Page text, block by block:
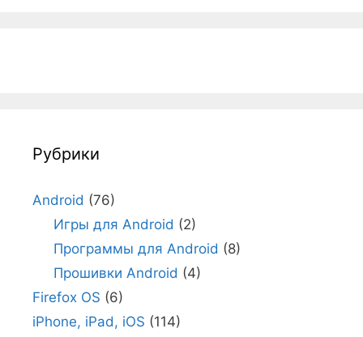
Рубрики
Android (76)
Игры для Android (2)
Программы для Android (8)
Прошивки Android (4)
Firefox OS (6)
iPhone, iPad, iOS (114)